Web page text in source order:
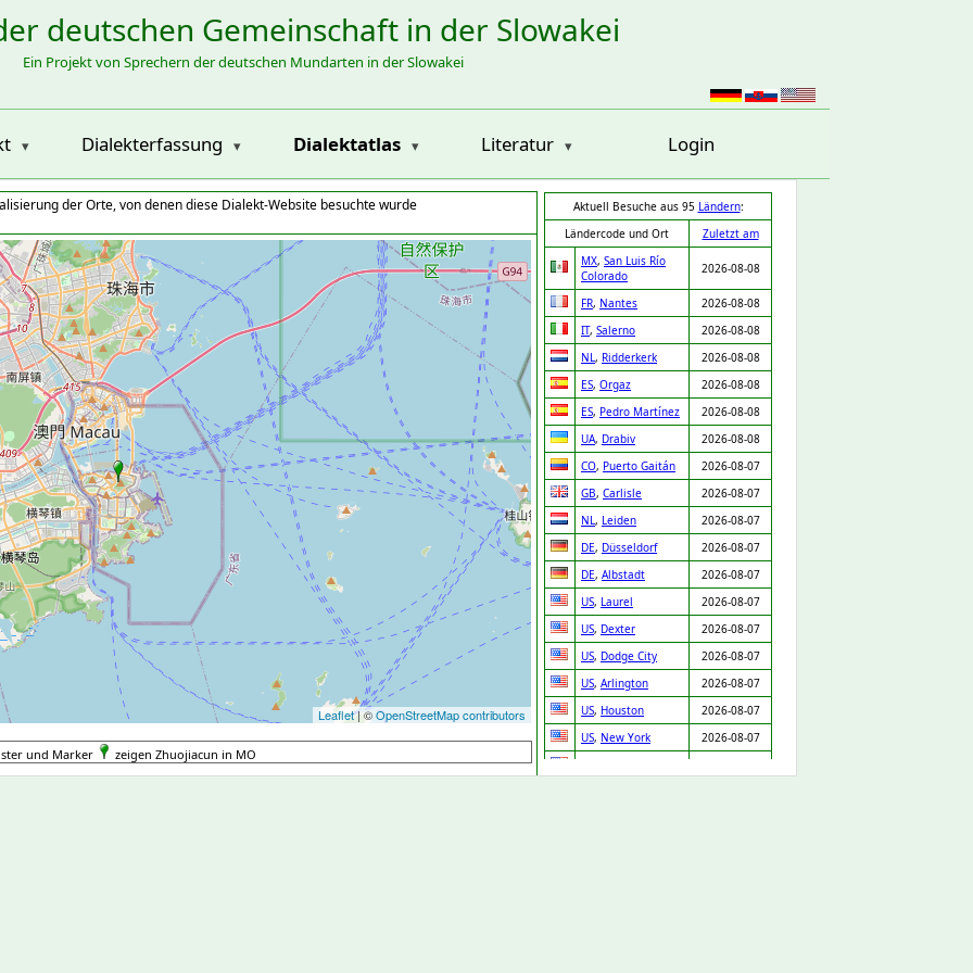
deutschen Gemeinschaft in der Slowakei
Ein Projekt von Sprechern der deutschen Mundarten in der Slowakei
Dialekterfassung Dialektatlas Literatur Login
der Orte, von denen diese Dialekt-Website besuchte wurde
Leaflet| ©OpenStreetMap contributors
Aktuell Besuche aus 95 Ländern:
Ländercode und Ort
Zuletzt am
MX, San Luis Río
Colorado
2026-08-08
FR, Nantes
2026-08-08
IT, Salerno
2026-08-08
NL, Ridderkerk
2026-08-08
ES, Orgaz
2026-08-08
ES, Pedro Martínez
2026-08-08
UA, Drabiv
2026-08-08
CO, Puerto Gaitán
2026-08-07
GB, Carlisle
2026-08-07
NL, Leiden
2026-08-07
DE, Düsseldorf
2026-08-07
DE, Albstadt
2026-08-07
US, Laurel
2026-08-07
US, Dexter
2026-08-07
US, Dodge City
2026-08-07
US, Arlington
2026-08-07
US, Houston
2026-08-07
US, New York
2026-08-07
und Marker zeigen Zhuojiacun in MO